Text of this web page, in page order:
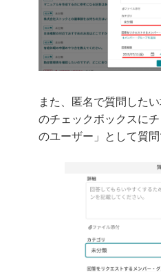
また、匿名で質問したい
のチェックボックスに
のユーザー」として質問